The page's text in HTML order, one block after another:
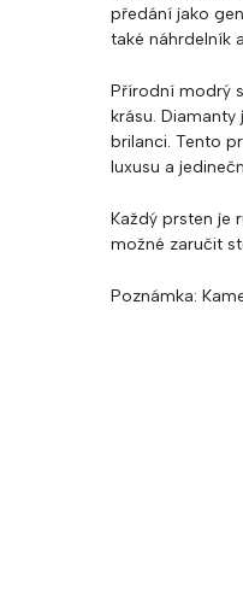
předání jako
také náhrdelník
Přírodní modrý
krásu.
brilanci. Tento
luxusu a
Každý prsten je
možné zaručit
Poznámka: